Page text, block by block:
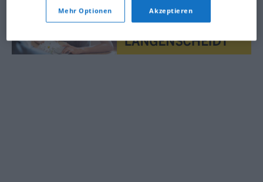
Mehr Optionen Akzeptieren